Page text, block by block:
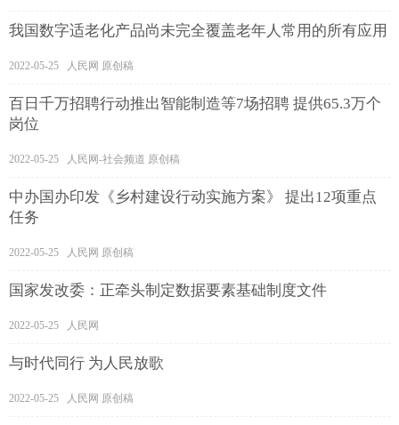
我国数字适老化产品尚未完全覆盖老年人常用的所有应用
2022-05-25 人民网 原创稿
百日千万招聘行动推出智能制造等7场招聘 提供65.3万个
岗位
2022-05-25 人民网-社会频道 原创稿
中办国办印发《乡村建设行动实施方案》 提出12项重点
任务
2022-05-25 人民网 原创稿
国家发改委：正牵头制定数据要素基础制度文件
2022-05-25 人民网
与时代同行 为人民放歌
2022-05-25 人民网 原创稿